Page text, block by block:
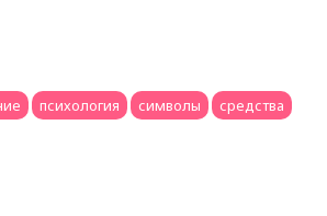
психология символы
средства